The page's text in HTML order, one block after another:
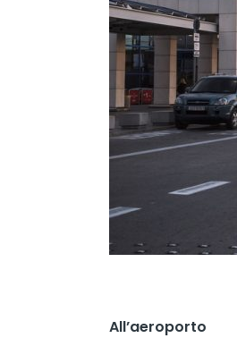
All’aeroporto